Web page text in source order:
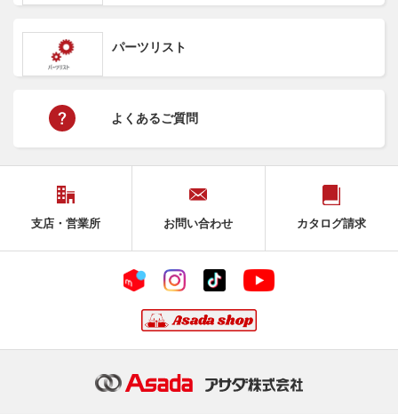
パーツリスト
よくあるご質問
支店・営業所 お問い合わせ カタログ請求